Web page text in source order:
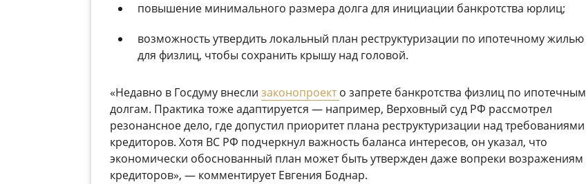
повышение минимального размера долга для инициации банкротства юрлиц;
возможность утвердить локальный план реструктуризации по ипотечному жилью
для физлиц, чтобы сохранить крышу над головой.
«Недавно в Госдуму внесли законопроекто запрете банкротства физлиц по ипотечным
долгам. Практика тоже адаптируется — например, Верховный суд РФ рассмотрел
резонансное дело, где допустил приоритет плана реструктуризации над требованиями
кредиторов. Хотя ВС РФ подчеркнул важность баланса интересов, он указал, что
экономически обоснованный план может быть утвержден даже вопреки возражениям
кредиторов», — комментирует Евгения Боднар.